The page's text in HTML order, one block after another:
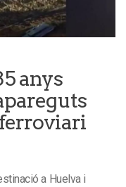
anys
a Huelva i